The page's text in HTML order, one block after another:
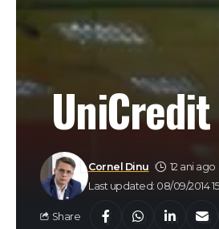
Last updated: 08/09/2014
Cornel Dinu 12 ani ago
Share